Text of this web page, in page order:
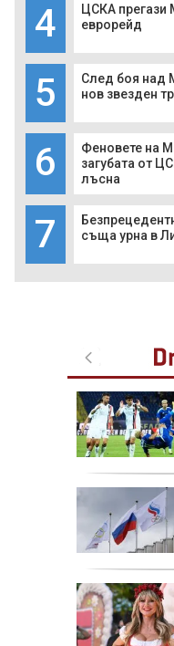
4
ЦСКА прегази
еврорейд
5
След боя над
нов звезден
6
Феновете на
загубата от
лъсна
7
съща урна в